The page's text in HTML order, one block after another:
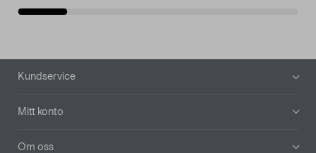
Sidfot
Kundservice
Mitt konto
Om oss